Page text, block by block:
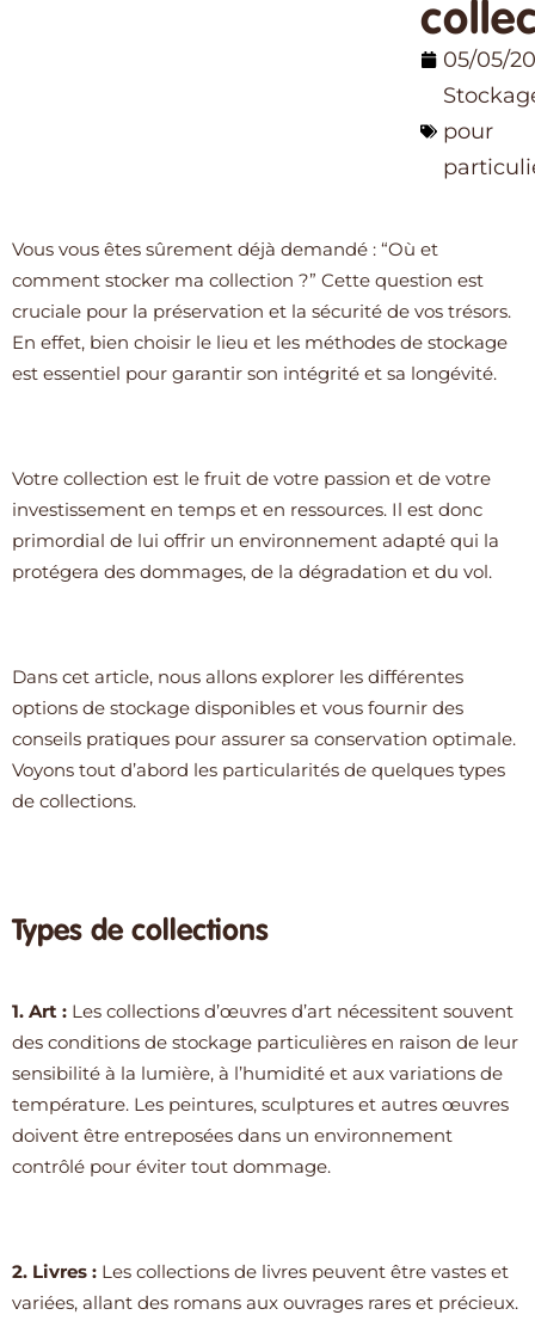
05/05/
pour
Vous vous êtes sûrement déjà demandé : “Où et
comment stocker ma collection ?” Cette question est
cruciale pour la préservation et la sécurité de vos trésors.
En effet, bien choisir le lieu et les méthodes de stockage
est essentiel pour garantir son intégrité et sa longévité.
Votre collection est le fruit de votre passion et de votre
investissement en temps et en ressources. Il est donc
primordial de lui offrir un environnement adapté qui la
protégera des dommages, de la dégradation et du vol.
Dans cet article, nous allons explorer les différentes
options de stockage disponibles et vous fournir des
conseils pratiques pour assurer sa conservation optimale.
Voyons tout d’abord les particularités de quelques types
de collections.
Types de collections
1. Art : Les collections d’œuvres d’art nécessitent souvent
des conditions de stockage particulières en raison de leur
sensibilité à la lumière, à l’humidité et aux variations de
température. Les peintures, sculptures et autres œuvres
doivent être entreposées dans un environnement
contrôlé pour éviter tout dommage.
2. Livres : Les collections de livres peuvent être vastes et
variées, allant des romans aux ouvrages rares et précieux.